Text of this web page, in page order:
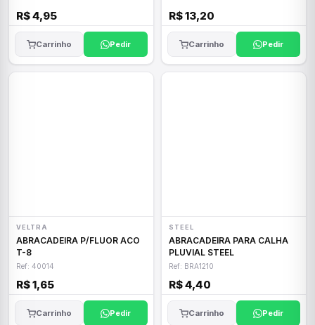
R$ 4,95
Carrinho Pedir
R$ 13,20
Carrinho Pedir
VELTRA
ABRACADEIRA P/FLUOR ACO
T-8
Ref: 40014
R$ 1,65
Carrinho Pedir
STEEL
ABRACADEIRA PARA CALHA
PLUVIAL STEEL
Ref: BRA1210
R$ 4,40
Carrinho Pedir